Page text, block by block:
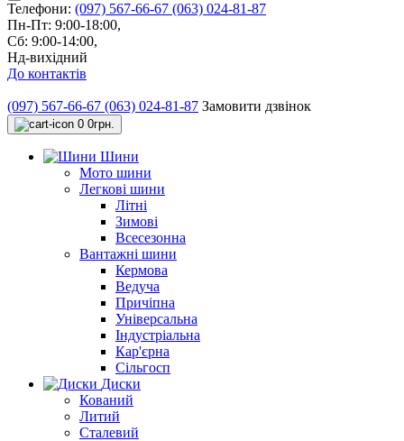
Телефони: (097) 567-66-67 (063) 024-81-87
Пн-Пт: 9:00-18:00,
Сб: 9:00-14:00,
Нд-вихідний
До контактів
(097) 567-66-67 (063) 024-81-87 Замовити дзвінок
0 0грн.
Шини
Мото шини
Легкові шини
Літні
Зимові
Всесезонна
Вантажні шини
Кермова
Ведуча
Причіпна
Універсальна
Індустріальна
Кар'єрна
Сільгосп
Диски
Кований
Литий
Сталевий